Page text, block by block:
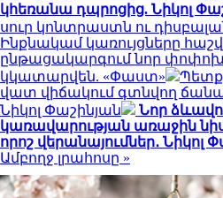
կհեռանա դպրոցից. Նիկոլ
սուր կոնտրաստն ու
Ինքնակամ կառույցները
ընթացակարգում նոր
կկատարվեն. «Փաստ»
Պետք
վատ վիճակում գտնվող
Նիկոլ Փաշինյան
Նոր
կառավարության առաջին
որոշ վերանայումներ․ Նիկոլ
Ամբողջ լրահոսը »